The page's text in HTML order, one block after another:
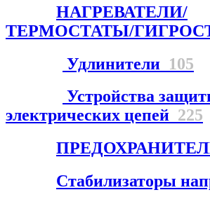
НАГРЕВАТЕЛИ/
ТЕРМОСТАТЫ/
Удлинители 105
Устройства
электрических цепей 225
Стабилизаторы